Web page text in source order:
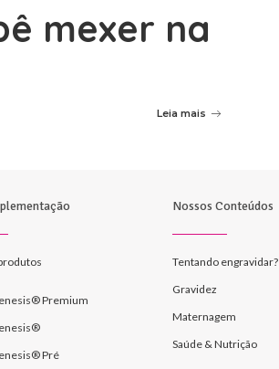
mexer na
Leia mais
Premium
Pré
Nossos Conteúdos
Tentando engravidar?
Gravidez
Maternagem
Saúde & Nutrição